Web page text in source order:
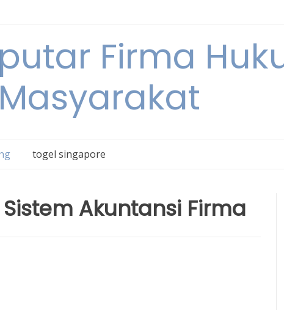
Firma
Masyarakat
togel singapore
Akuntansi Firma